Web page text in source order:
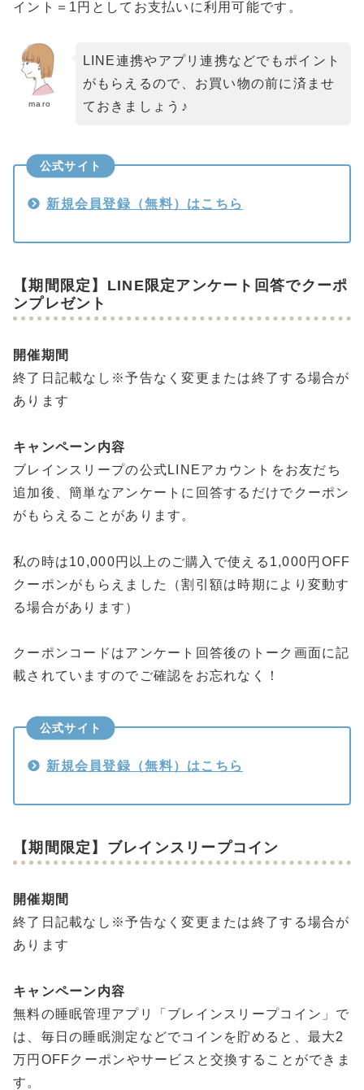
イント＝1円としてお支払いに利用可能です。
maro
LINE連携やアプリ連携などでもポイント
がもらえるので、お買い物の前に済ませ
ておきましょう♪
公式サイト
新規会員登録（無料）はこちら
【期間限定】LINE限定アンケート回答でクーポ
ンプレゼント
開催期間
終了日記載なし※予告なく変更または終了する場合が
あります
キャンペーン内容
ブレインスリープの公式LINEアカウントをお友だち
追加後、簡単なアンケートに回答するだけでクーポン
がもらえることがあります。
私の時は10,000円以上のご購入で使える1,000円OFF
クーポンがもらえました（割引額は時期により変動す
る場合があります）
クーポンコードはアンケート回答後のトーク画面に記
載されていますのでご確認をお忘れなく！
公式サイト
新規会員登録（無料）はこちら
【期間限定】ブレインスリープコイン
開催期間
終了日記載なし※予告なく変更または終了する場合が
あります
キャンペーン内容
無料の睡眠管理アプリ「ブレインスリープコイン」で
は、毎日の睡眠測定などでコインを貯めると、最大2
万円OFFクーポンやサービスと交換することができま
す。